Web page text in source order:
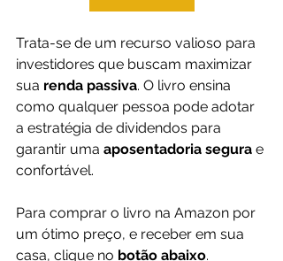
Trata-se de um recurso valioso para
investidores que buscam maximizar
sua renda passiva. O livro ensina
como qualquer pessoa pode adotar
a estratégia de dividendos para
garantir uma aposentadoria segura e
confortável.
Para comprar o livro na Amazon por
um ótimo preço, e receber em sua
casa, clique no botão abaixo.